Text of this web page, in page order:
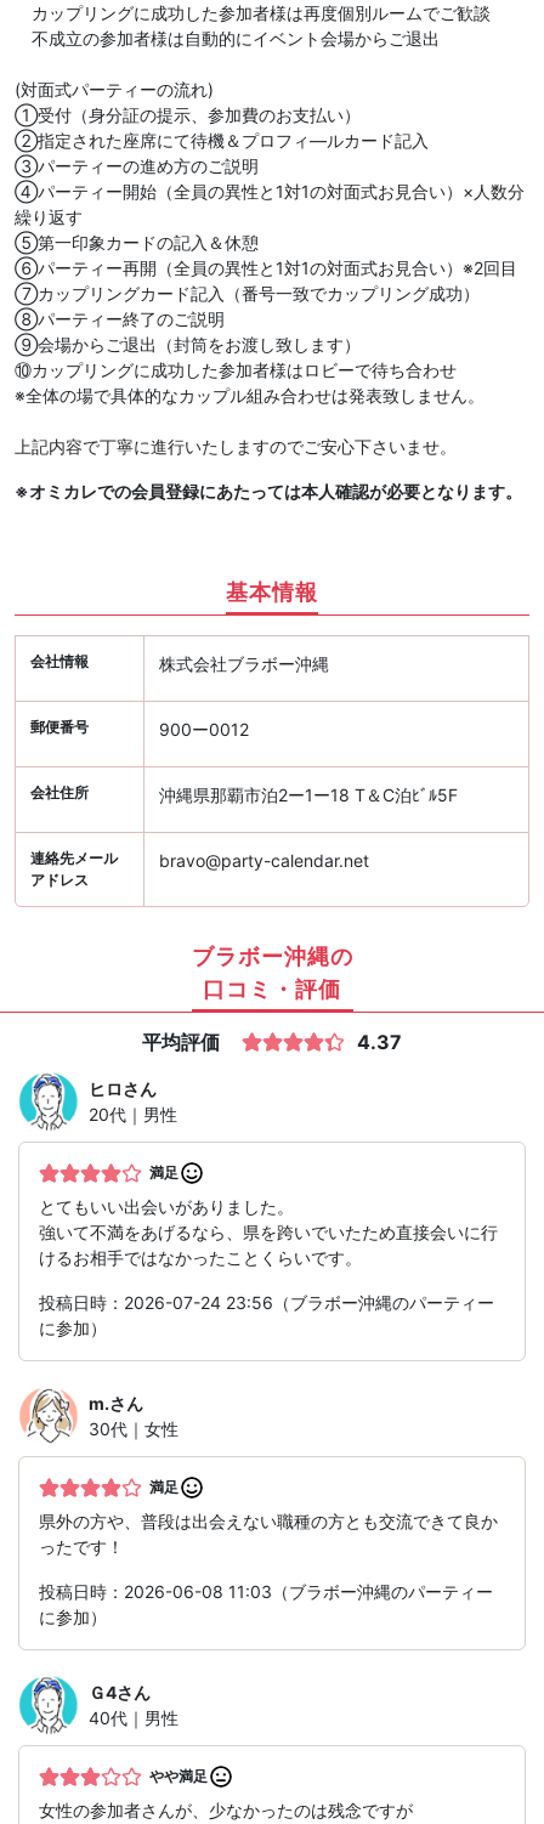
カップリングに成功した参加者様は再度個別ルームでご歓談
不成立の参加者様は自動的にイベント会場からご退出
(対面式パーティーの流れ)
①受付（身分証の提示、参加費のお支払い）
②指定された座席にて待機＆プロフィ―ルカード記入
③パーティーの進め方のご説明
④パーティー開始（全員の異性と1対1の対面式お見合い）×人数分
繰り返す
⑤第一印象カードの記入＆休憩
⑥パーティー再開（全員の異性と1対1の対面式お見合い）※2回目
⑦カップリングカード記入（番号一致でカップリング成功）
⑧パーティー終了のご説明
⑨会場からご退出（封筒をお渡し致します）
⑩カップリングに成功した参加者様はロビーで待ち合わせ
※全体の場で具体的なカップル組み合わせは発表致しません。
上記内容で丁寧に進行いたしますのでご安心下さいませ。
※オミカレでの会員登録にあたっては本人確認が必要となります。
基本情報
会社情報 株式会社ブラボー沖縄
郵便番号 900ー0012
会社住所 沖縄県那覇市泊2ー1ー18 T＆C泊ﾋﾞﾙ5F
連絡先メール
アドレス
bravo@party-calendar.net
ブラボー沖縄の
口コミ・評価
平均評価 4.37
ヒロさん
20代｜男性
満足
とてもいい出会いがありました。
強いて不満をあげるなら、県を跨いでいたため直接会いに行
けるお相手ではなかったことくらいです。
投稿日時：2026-07-24 23:56（ブラボー沖縄のパーティー
に参加）
m.さん
30代｜女性
満足
県外の方や、普段は出会えない職種の方とも交流できて良か
ったです！
投稿日時：2026-06-08 11:03（ブラボー沖縄のパーティー
に参加）
Ｇ4さん
40代｜男性
やや満足
女性の参加者さんが、少なかったのは残念ですが